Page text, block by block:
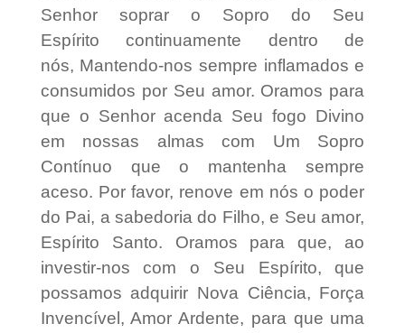
Senhor soprar o Sopro do Seu
Espírito continuamente dentro de
nós, Mantendo-nos sempre inflamados e
consumidos por Seu amor. Oramos para
que o Senhor acenda Seu fogo Divino
em nossas almas com Um Sopro
Contínuo que o mantenha sempre
aceso. Por favor, renove em nós o poder
do Pai, a sabedoria do Filho, e Seu amor,
Espírito Santo. Oramos para que, ao
investir-nos com o Seu Espírito, que
possamos adquirir Nova Ciência, Força
Invencível, Amor Ardente, para que uma